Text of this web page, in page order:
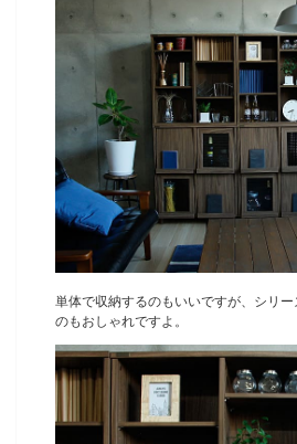
単体で収納するのもいいですが、シリ
のもおしゃれですよ。